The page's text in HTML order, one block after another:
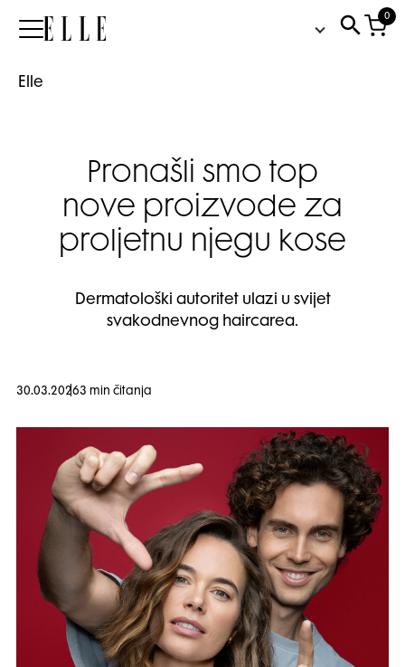
Elle
0
Elle
Pronašli smo top
nove proizvode za
proljetnu njegu kose
Dermatološki autoritet ulazi u svijet
svakodnevnog haircarea.
30.03.20263 min čitanja